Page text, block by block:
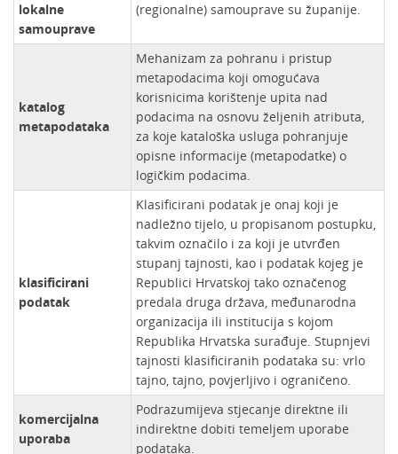
lokalne
samouprave
(regionalne) samouprave su županije.
katalog
metapodataka
Mehanizam za pohranu i pristup
metapodacima koji omogućava
korisnicima korištenje upita nad
podacima na osnovu željenih atributa,
za koje kataloška usluga pohranjuje
opisne informacije (metapodatke) o
logičkim podacima.
klasificirani
podatak
Klasificirani podatak je onaj koji je
nadležno tijelo, u propisanom postupku,
takvim označilo i za koji je utvrđen
stupanj tajnosti, kao i podatak kojeg je
Republici Hrvatskoj tako označenog
predala druga država, međunarodna
organizacija ili institucija s kojom
Republika Hrvatska surađuje. Stupnjevi
tajnosti klasificiranih podataka su: vrlo
tajno, tajno, povjerljivo i ograničeno.
komercijalna
uporaba
Podrazumijeva stjecanje direktne ili
indirektne dobiti temeljem uporabe
podataka.